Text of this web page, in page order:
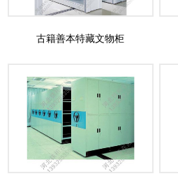
古籍善本特藏文物柜